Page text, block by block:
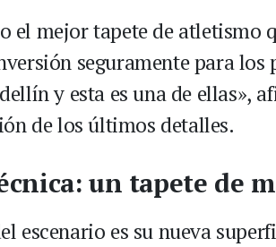
el mejor tapete de atletismo
seguramente para los
y esta es una de ellas»,
de los últimos detalles.
un tapete de
escenario es su nueva